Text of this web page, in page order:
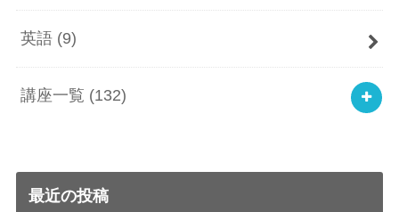
英語 (9)
講座一覧 (132)
最近の投稿